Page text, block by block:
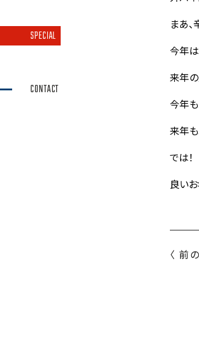
SPECIAL
CONTACT
まあ
今年
来年
今年
来年
では！
良い
〈 前